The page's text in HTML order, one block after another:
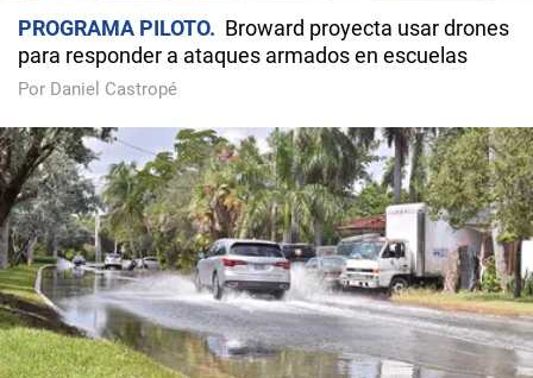
PROGRAMA PILOTO
Broward proyecta usar drones
para responder a ataques armados en escuelas
Por Daniel Castropé